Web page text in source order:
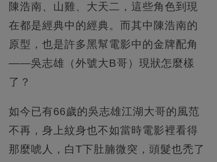
陳浩南、山雞、大天二，這些角色到現
在都是經典中的經典。而其中陳浩南的
原型，也是許多黑幫電影中的金牌配角
——吳志雄（外號大B哥）現狀怎麼樣
了？
如今已有66歲的吳志雄江湖大哥的風范
不再，身上紋身也不如當時電影裡看得
那麼唬人，白T下肚腩微突，頭髮也禿了